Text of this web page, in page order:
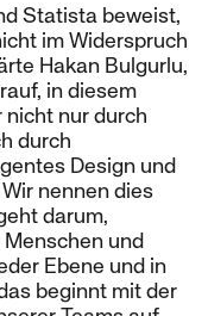
Statista beweist,
im Widerspruch
Hakan Bulgurlu,
in diesem
nur durch
durch
Design und
nennen dies
darum,
und
Ebene und in
beginnt mit der